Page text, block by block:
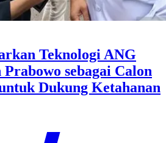
Teknologi ANG
sebagai Calon
Dukung Ketahanan